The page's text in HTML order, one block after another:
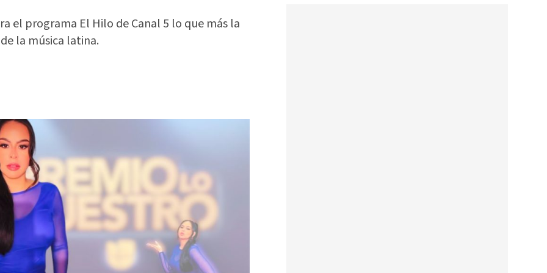
el programa El Hilo de Canal 5 lo que más la
la música latina.